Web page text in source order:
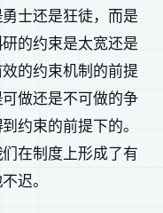
士还是狂徒，而是
的约束是太宽还是
的约束机制的前提
做还是不可做的争
约束的前提下的。
在制度上形成了有
迟。